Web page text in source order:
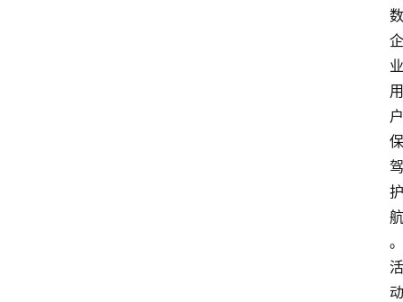
数
企
业
用
户
保
驾
护
航
。
活
动